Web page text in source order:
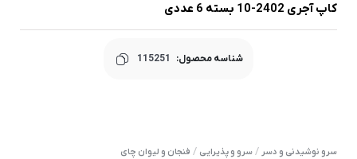
کاپ آجری 2402-10 بسته 6 عددی
شناسه محصول: 115251
سرو نوشیدنی و دسر / سرو و پذیرایی / فنجان و لیوان چای